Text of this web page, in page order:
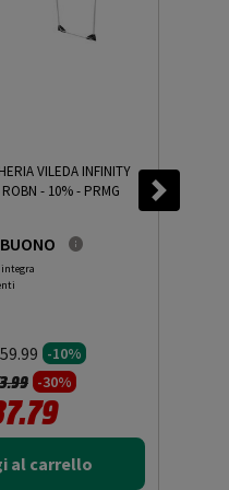
VILEDA INFINITY
ROBN - 10%- PRMG
integra
59.99 -10%
ridotto da
a-30%
al carrello